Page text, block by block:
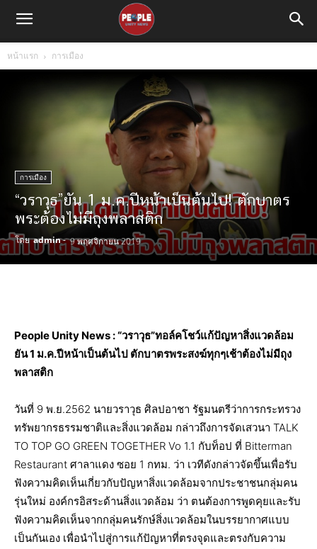
หน้าแรก การเมือง
การเมือง
“วราวุธ”ยัน 1 ม.ค.ปีหน้าเป็นต้นไป! ตักบาตร
พระต้องไม่มีถุงพลาสติก
โดย admin- 9 พฤศจิกายน 2019
People Unity News : “วราวุธ”ทอล์คโชว์แก้ปัญหาสิ่งแวดล้อม
ยัน 1 ม.ค.ปีหน้าเป็นต้นไป ตักบาตรพระสงฆ์ทุกๆเช้าต้องไม่มีถุง
พลาสติก
วันที่ 9 พ.ย.2562 นายวราวุธ ศิลปอาชา รัฐมนตรีว่าการกระทรวง
ทรัพยากรธรรมชาติและสิ่งแวดล้อม กล่าวถึงการจัดเสวนา TALK
TO TOP GO GREEN TOGETHER Vo 1.1 กับท็อป ที่ Bitterman
Restaurant ศาลาแดง ซอย 1 กทม. ว่า เวทีดังกล่าวจัดขึ้นเพื่อรับ
ฟังความคิดเห็นเกี่ยวกับปัญหาสิ่งแวดล้อมจากประชาชนกลุ่มคน
รุ่นใหม่ องค์กรอิสระด้านสิ่งแวดล้อม ว่า ตนต้องการพูดคุยและรับ
ฟังความคิดเห็นจากกลุ่มคนรักษ์สิ่งแวดล้อมในบรรยากาศแบบ
เป็นกันเอง เพื่อนำไปสู่การแก้ปัญหาที่ตรงจุดและตรงกับความ